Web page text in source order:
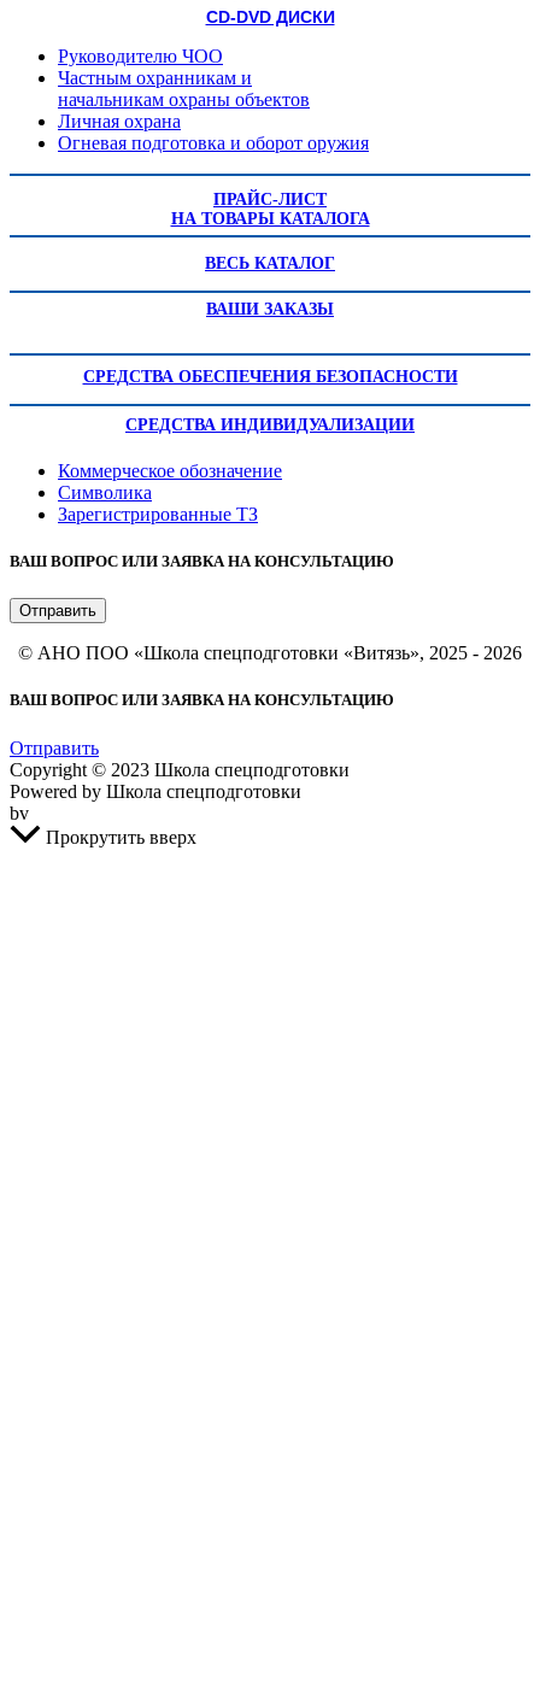
CD-DVD ДИСКИ
Руководителю ЧОО
Частным охранникам и
начальникам охраны объектов
Личная охрана
Огневая подготовка и оборот оружия
ПРАЙС-ЛИСТ
НА ТОВАРЫ КАТАЛОГА
ВЕСЬ КАТАЛОГ
ВАШИ ЗАКАЗЫ
СРЕДСТВА ОБЕСПЕЧЕНИЯ БЕЗОПАСНОСТИ
СРЕДСТВА ИНДИВИДУАЛИЗАЦИИ
Коммерческое обозначение
Символика
Зарегистрированные ТЗ
ВАШ ВОПРОС ИЛИ ЗАЯВКА НА КОНСУЛЬТАЦИЮ
Отправить
© АНО ПОО «Школа спецподготовки «Витязь», 2025 - 2026
ВАШ ВОПРОС ИЛИ ЗАЯВКА НА КОНСУЛЬТАЦИЮ
Отправить
Copyright © 2023 Школа спецподготовки
Powered by Школа спецподготовки
bv
Прокрутить вверх